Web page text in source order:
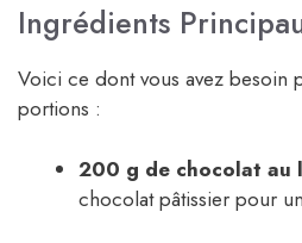
Ingrédients
Voici ce dont vous avez besoin
portions :
200 g de chocolat au
chocolat pâtissier pour